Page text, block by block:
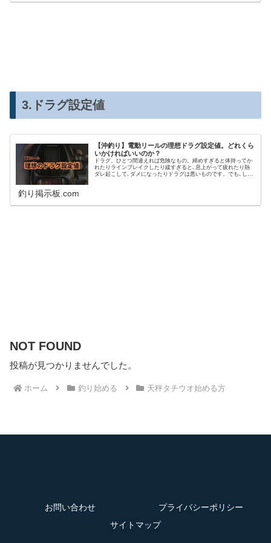
3.ドラグ設定値
【沖釣り】電動リールの理想ドラグ設定値。どれくら
いかければいいのか？
ドラグ。ひとつ間違えれば危険なもの。締めすぎると体持ってか
れたりラインブレイクしたり緩すぎると､息上がって疲れたり熱
ダレ起こして､ダメになったりドラグは悪いものです。でも､しっ
釣り掲示板.com
NOT FOUND
投稿が見つかりませんでした。
ホーム 釣り始める 天秤タチウオ始める方
お問い合わせ
プライバシーポリシー
サイトマップ